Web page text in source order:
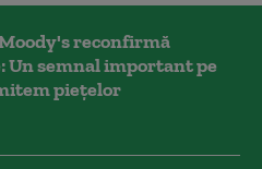
reconfirmă
Un semnal important pe
piețelor